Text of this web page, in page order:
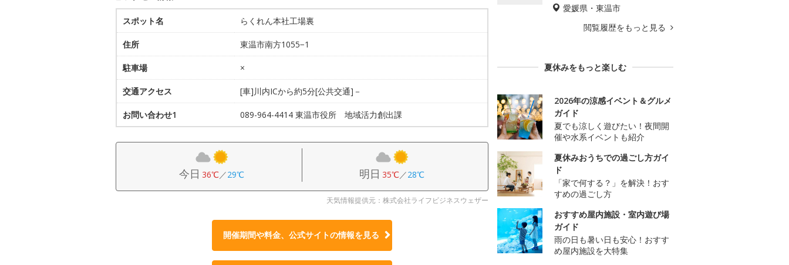
スポット名 らくれん本社工場裏
住所 東温市南方1055−1
駐車場 ×
交通アクセス [車]川内ICから約5分[公共交通]－
お問い合わせ1 089-964-4414 東温市役所 地域活力創出課
今日 36℃／29℃ 明日 35℃／28℃
天気情報提供元：株式会社ライフビジネスウェザー
開催期間や料金、公式サイトの情報を見る
愛媛県・東温市
閲覧履歴をもっと見る
夏休みをもっと楽しむ
2026年の涼感イベント＆グルメ
ガイド
夏でも涼しく遊びたい！夜間開
催や水系イベントも紹介
夏休みおうちでの過ごし方ガイ
ド
「家で何する？」を解決！おす
すめの過ごし方
おすすめ屋内施設・室内遊び場
ガイド
雨の日も暑い日も安心！おすす
め屋内施設を大特集